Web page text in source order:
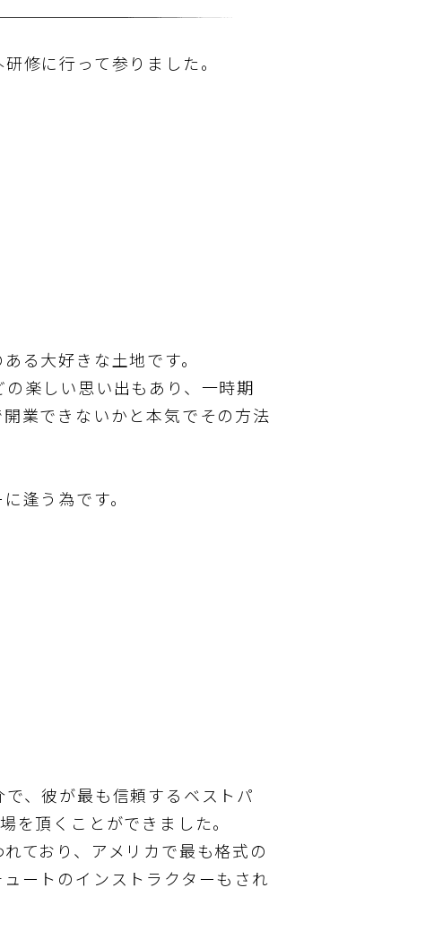
修に行って参りました。
る大好きな土地です。
楽しい思い出もあり、一時期
業できないかと本気でその方法
逢う為です。
、彼が最も信頼するベストパ
頂くことができました。
ており、アメリカで最も格式の
ートのインストラクターもされ